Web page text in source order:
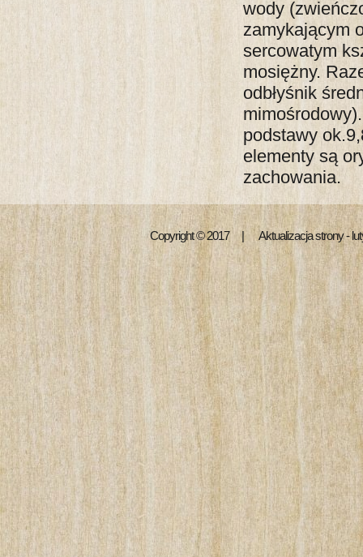
wody
zamykającym
sercowatym
mosiężny.
odbłyśnik
podstawy
elementy są
zachowania.
Copyright © 2017 | Aktualizacja strony -